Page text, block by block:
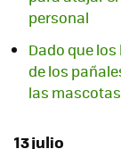
personal
Dado que
de los
las mascotas
13 julio